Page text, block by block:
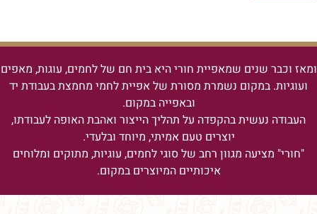
ומאז וכבר שנים שמאפיית חורי היא בית חם של לחמים, עוגות, מאפים
ועוגיות. במקום נשמרת מסורת של אפיית לחמי מחמצת בעבודת יד
ובאפייה במקום.
העבודה נעשית בהקפדה על תהליך הייצור ואהבת האופה לעבודתו,
יוצרים טעם אמיתי, מיוחד ובלעדי.
"חורי" מציעה מגוון רחב של סוגי לחמים, עוגיות, מתוקים ומלוחים
איכותיים המיוצרים במקום.